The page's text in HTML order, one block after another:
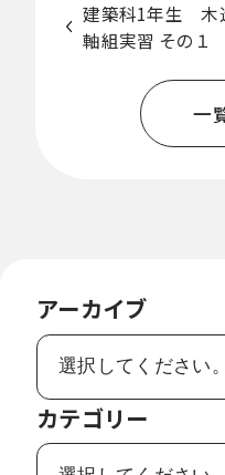
建築科1年生 木
軸組実習 その１
一
アーカイブ
カテゴリー